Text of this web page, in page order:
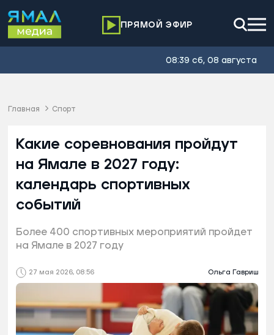
ПРЯМОЙ ЭФИР
08:39 сб, 08 августа
Главная Спорт
27 мая 2026, 08:56 Ольга Гавриш
Какие соревнования пройдут
на Ямале в 2027 году:
календарь спортивных
событий
Более 400 спортивных мероприятий пройдет
на Ямале в 2027 году